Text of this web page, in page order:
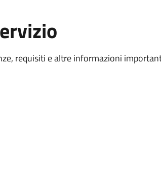
requisiti e altre informazioni